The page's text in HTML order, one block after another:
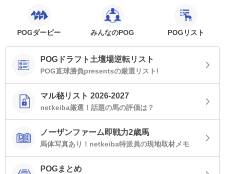
POGダービー みんなのPOG POGリスト
POGドラフト土壇場逆転リスト
POG直球勝負presentsの厳選リスト!
マル秘リスト 2026-2027
netkeiba厳選！話題の馬の評価は？
ノーザンファーム即戦力2歳馬
馬体写真あり！netkeiba特派員の現地取材メモ
POGまとめ